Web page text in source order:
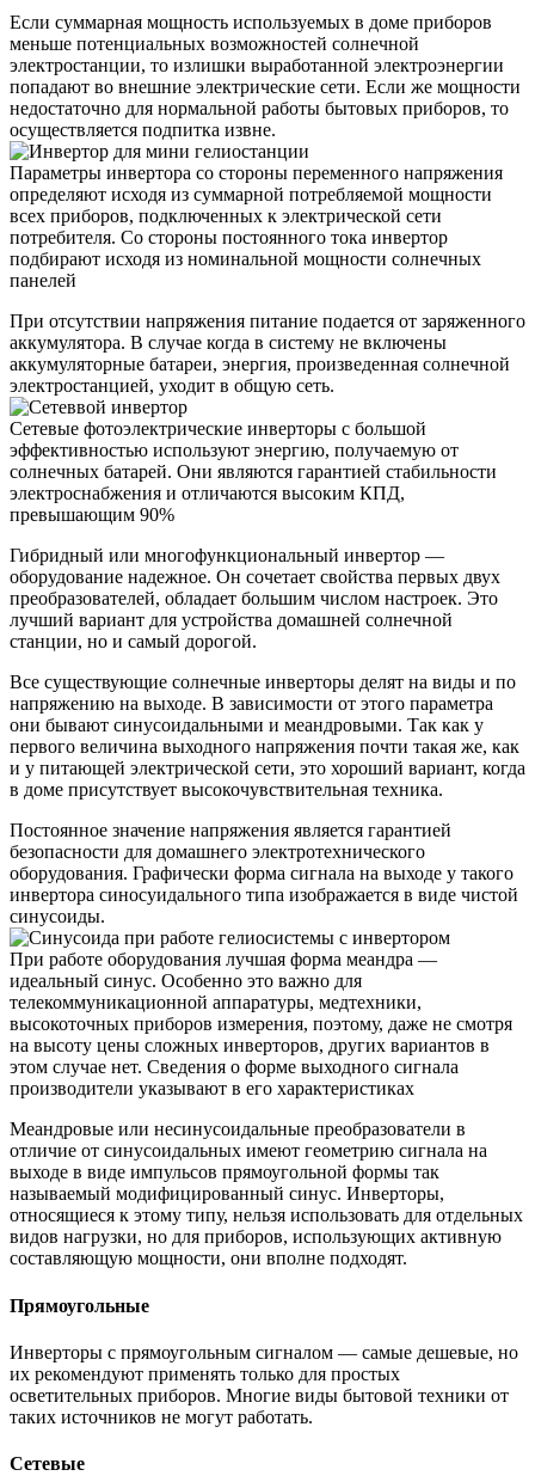
Если суммарная мощность используемых в доме приборов
меньше потенциальных возможностей солнечной
электростанции, то излишки выработанной электроэнергии
попадают во внешние электрические сети. Если же мощности
недостаточно для нормальной работы бытовых приборов, то
осуществляется подпитка извне.
Параметры инвертора со стороны переменного напряжения
определяют исходя из суммарной потребляемой мощности
всех приборов, подключенных к электрической сети
потребителя. Со стороны постоянного тока инвертор
подбирают исходя из номинальной мощности солнечных
панелей
При отсутствии напряжения питание подается от заряженного
аккумулятора. В случае когда в систему не включены
аккумуляторные батареи, энергия, произведенная солнечной
электростанцией, уходит в общую сеть.
Сетевые фотоэлектрические инверторы с большой
эффективностью используют энергию, получаемую от
солнечных батарей. Они являются гарантией стабильности
электроснабжения и отличаются высоким КПД,
превышающим 90%
Гибридный или многофункциональный инвертор —
оборудование надежное. Он сочетает свойства первых двух
преобразователей, обладает большим числом настроек. Это
лучший вариант для устройства домашней солнечной
станции, но и самый дорогой.
Все существующие солнечные инверторы делят на виды и по
напряжению на выходе. В зависимости от этого параметра
они бывают синусоидальными и меандровыми. Так как у
первого величина выходного напряжения почти такая же, как
и у питающей электрической сети, это хороший вариант, когда
в доме присутствует высокочувствительная техника.
Постоянное значение напряжения является гарантией
безопасности для домашнего электротехнического
оборудования. Графически форма сигнала на выходе у такого
инвертора синосуидального типа изображается в виде чистой
синусоиды.
При работе оборудования лучшая форма меандра —
идеальный синус. Особенно это важно для
телекоммуникационной аппаратуры, медтехники,
высокоточных приборов измерения, поэтому, даже не смотря
на высоту цены сложных инверторов, других вариантов в
этом случае нет. Сведения о форме выходного сигнала
производители указывают в его характеристиках
Меандровые или несинусоидальные преобразователи в
отличие от синусоидальных имеют геометрию сигнала на
выходе в виде импульсов прямоугольной формы так
называемый модифицированный синус. Инверторы,
относящиеся к этому типу, нельзя использовать для отдельных
видов нагрузки, но для приборов, использующих активную
составляющую мощности, они вполне подходят.
Прямоугольные
Инверторы с прямоугольным сигналом — самые дешевые, но
их рекомендуют применять только для простых
осветительных приборов. Многие виды бытовой техники от
таких источников не могут работать.
Сетевые